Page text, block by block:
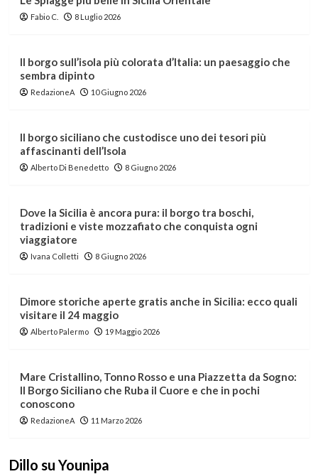
Fabio C. 8 Luglio 2026
Il borgo sull’isola più colorata d’Italia: un paesaggio che
sembra dipinto
RedazioneA 10 Giugno 2026
Il borgo siciliano che custodisce uno dei tesori più
affascinanti dell’Isola
Alberto Di Benedetto 8 Giugno 2026
Dove la Sicilia è ancora pura: il borgo tra boschi,
tradizioni e viste mozzafiato che conquista ogni
viaggiatore
Ivana Colletti 8 Giugno 2026
Dimore storiche aperte gratis anche in Sicilia: ecco quali
visitare il 24 maggio
Alberto Palermo 19 Maggio 2026
Mare Cristallino, Tonno Rosso e una Piazzetta da Sogno:
Il Borgo Siciliano che Ruba il Cuore e che in pochi
conoscono
RedazioneA 11 Marzo 2026
Dillo su Younipa